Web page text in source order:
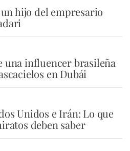
un hijo del empresario
una influencer brasileña
en Dubái
Unidos e Irán: Lo que
deben saber